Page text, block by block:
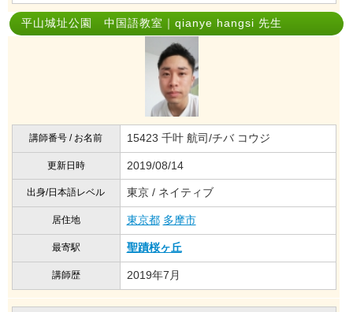
平山城址公園 中国語教室｜qianye hangsi 先生
講師番号 / お名前 15423 千叶 航司/チバ コウジ
更新日時 2019/08/14
出身/日本語レベル 東京 / ネイティブ
居住地 東京都 多摩市
最寄駅 聖蹟桜ヶ丘
講師歴 2019年7月